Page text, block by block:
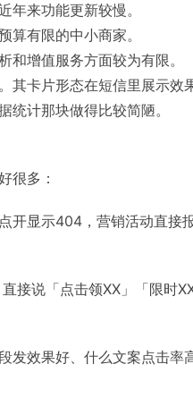
年来功能更新较慢。
算有限的中小商家。
和增值服务方面较为有限。
其卡片形态在短信里展示效
统计那块做得比较简陋。
很多：
开显示404，营销活动直接
接说「点击领XX」「限时
发效果好、什么文案点击率